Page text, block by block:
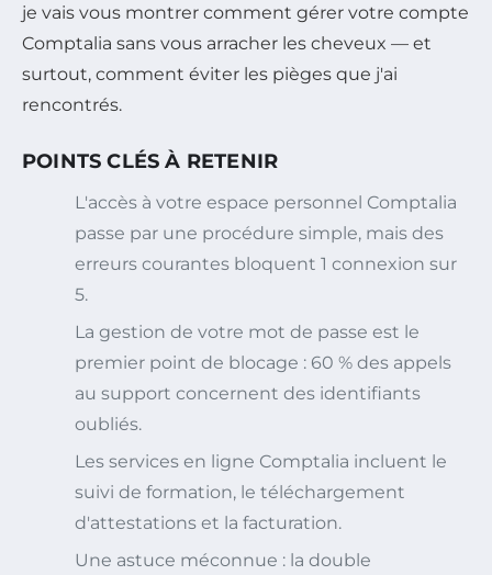
je vais vous montrer comment gérer votre compte
Comptalia sans vous arracher les cheveux — et
surtout, comment éviter les pièges que j'ai
rencontrés.
POINTS CLÉS À RETENIR
L'accès à votre espace personnel Comptalia
passe par une procédure simple, mais des
erreurs courantes bloquent 1 connexion sur
5.
La gestion de votre mot de passe est le
premier point de blocage : 60 % des appels
au support concernent des identifiants
oubliés.
Les services en ligne Comptalia incluent le
suivi de formation, le téléchargement
d'attestations et la facturation.
Une astuce méconnue : la double